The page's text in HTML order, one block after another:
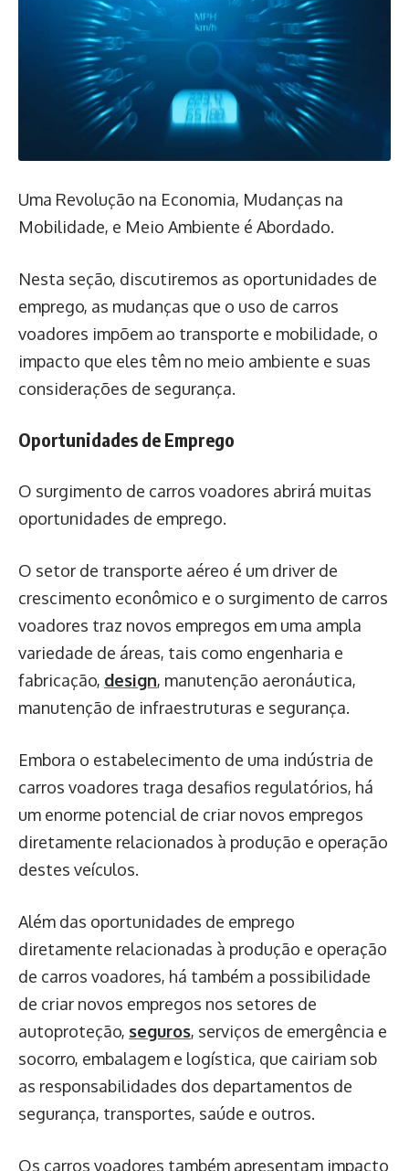
Uma Revolução na Economia, Mudanças na
Mobilidade, e Meio Ambiente é Abordado.
Nesta seção, discutiremos as oportunidades de
emprego, as mudanças que o uso de carros
voadores impõem ao transporte e mobilidade, o
impacto que eles têm no meio ambiente e suas
considerações de segurança.
Oportunidades de Emprego
O surgimento de carros voadores abrirá muitas
oportunidades de emprego.
O setor de transporte aéreo é um driver de
crescimento econômico e o surgimento de carros
voadores traz novos empregos em uma ampla
variedade de áreas, tais como engenharia e
fabricação, design, manutenção aeronáutica,
manutenção de infraestruturas e segurança.
Embora o estabelecimento de uma indústria de
carros voadores traga desafios regulatórios, há
um enorme potencial de criar novos empregos
diretamente relacionados à produção e operação
destes veículos.
Além das oportunidades de emprego
diretamente relacionadas à produção e operação
de carros voadores, há também a possibilidade
de criar novos empregos nos setores de
autoproteção, seguros, serviços de emergência e
socorro, embalagem e logística, que cairiam sob
as responsabilidades dos departamentos de
segurança, transportes, saúde e outros.
Os carros voadores também apresentam impacto